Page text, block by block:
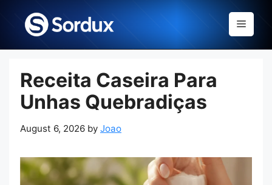
content
Menu
Receita Caseira Para
Unhas Quebradiças
August 6, 2026 by Joao